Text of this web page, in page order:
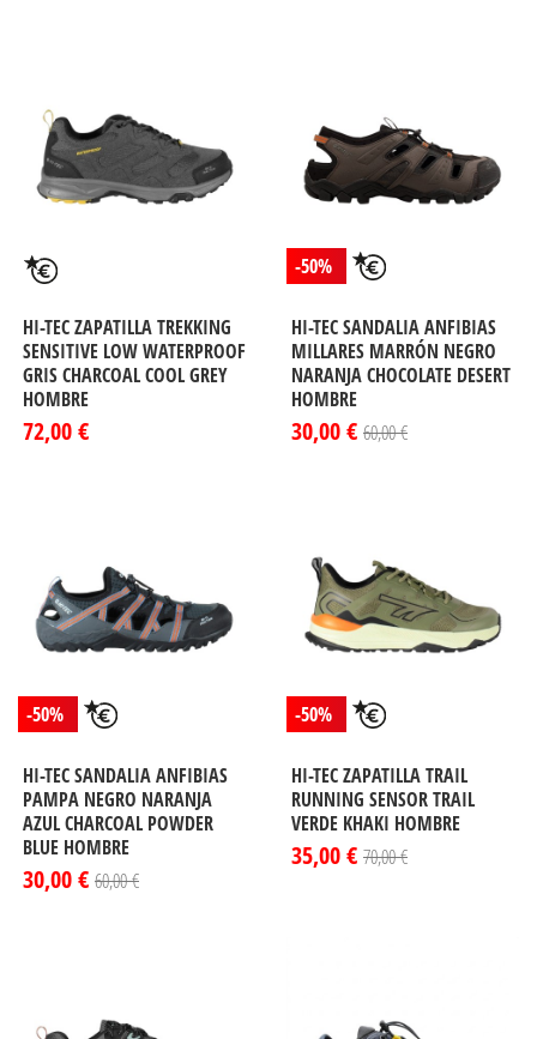
HI-TEC ZAPATILLA TREKKING
SENSITIVE LOW WATERPROOF
GRIS CHARCOAL COOL GREY
HOMBRE
72,00 €
-50%
HI-TEC SANDALIA ANFIBIAS
MILLARES MARRÓN NEGRO
NARANJA CHOCOLATE DESERT
HOMBRE
30,00 € 60,00 €
-50%
HI-TEC SANDALIA ANFIBIAS
PAMPA NEGRO NARANJA
AZUL CHARCOAL POWDER
BLUE HOMBRE
30,00 € 60,00 €
-50%
HI-TEC ZAPATILLA TRAIL
RUNNING SENSOR TRAIL
VERDE KHAKI HOMBRE
35,00 € 70,00 €